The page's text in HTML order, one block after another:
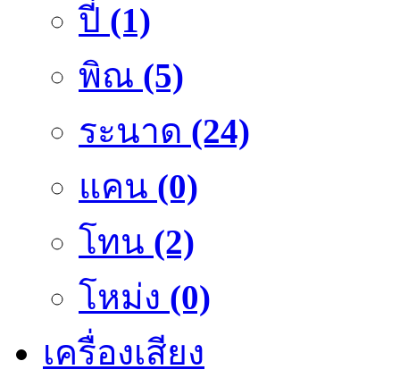
ปี่ (1)
พิณ (5)
ระนาด (24)
แคน (0)
โทน (2)
โหม่ง (0)
เครื่องเสียง